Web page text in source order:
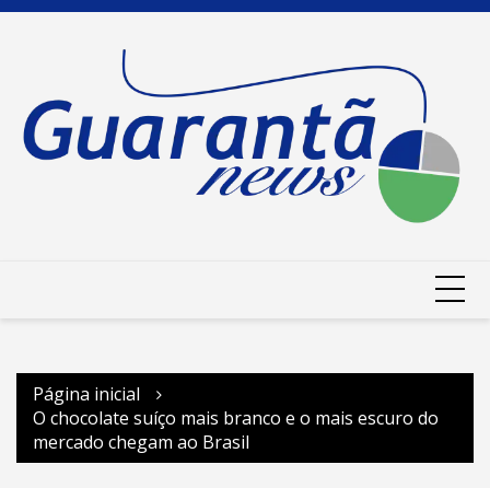
Ir
Página inicial
O chocolate suíço mais branco e o mais escuro do
mercado chegam ao Brasil